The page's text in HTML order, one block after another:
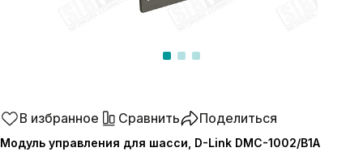
В избранное Сравнить Поделиться
Модуль управления для шасси, D-Link DMC-1002/B1A